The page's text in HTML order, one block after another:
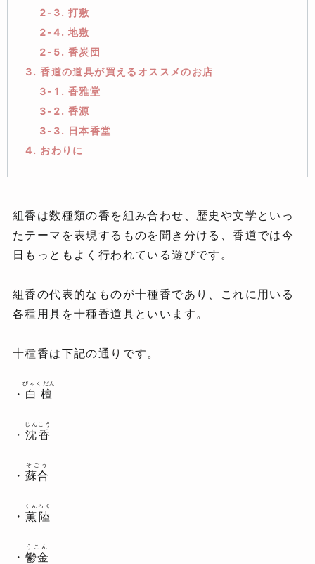
2-3. 打敷
2-4. 地敷
2-5. 香炭団
3. 香道の道具が買えるオススメのお店
3-1. 香雅堂
3-2. 香源
3-3. 日本香堂
4. おわりに
組香は数種類の香を組み合わせ、歴史や文学といっ
たテーマを表現するものを聞き分ける、香道では今
日もっともよく行われている遊びです。
組香の代表的なものが十種香であり、これに用いる
各種用具を十種香道具といいます。
十種香は下記の通りです。
・ 白檀
びゃくだん
・ 沈香
じんこう
・ 蘇合
そごう
・ 薫陸
くんろく
・ 鬱金
うこん